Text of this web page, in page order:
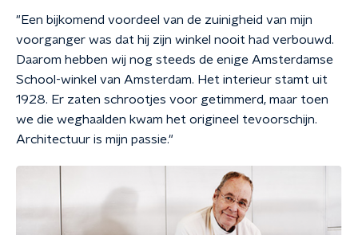
"Een bijkomend voordeel van de zuinigheid van mijn
voorganger was dat hij zijn winkel nooit had verbouwd.
Daarom hebben wij nog steeds de enige Amsterdamse
School-winkel van Amsterdam. Het interieur stamt uit
1928. Er zaten schrootjes voor getimmerd, maar toen
we die weghaalden kwam het origineel tevoorschijn.
Architectuur is mijn passie."